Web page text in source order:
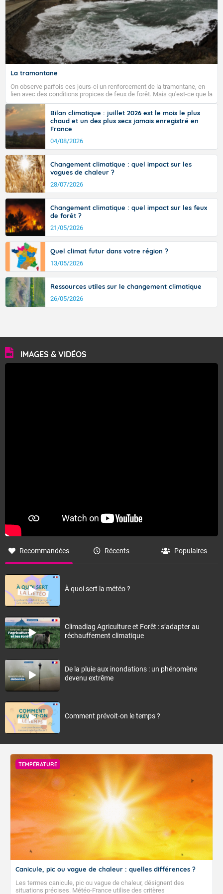
La tramontane
On observe parfois ces jours-ci un renforcement de la tramontane, en
lien avec des conditions propices de feux de forêt. Mais qu'est-ce que la
tramontane ? Quelles sont ses caractéristiques ? La tramontane est un
vent turbulent soufflant de secteur nord-ouest à nord, ou ouest à nord-
ouest, dans un secteur qui part du Roussillon à la vallée de l’Aude et à
l’ouest de l’Hérault. L’étymologie de ce vent vient du latin trasmontanus,
signifiant au-delà des monts, en allusion aux régions montagneuses
d’où provient ce vent.
Bilan climatique : juillet 2026 est le mois le plus
chaud et un des plus secs jamais enregistré en
France
04/08/2026
Changement climatique : quel impact sur les
vagues de chaleur ?
28/07/2026
Changement climatique : quel impact sur les feux
de forêt ?
21/05/2026
Quel climat futur dans votre région ?
13/05/2026
Ressources utiles sur le changement climatique
26/05/2026
IMAGES & VIDÉOS
Recommandées Récents Populaires
À quoi sert la météo ?
Climadiag Agriculture et Forêt : s’adapter au
réchauffement climatique
De la pluie aux inondations : un phénomène
devenu extrême
Comment prévoit-on le temps ?
TEMPÉRATURE
Canicule, pic ou vague de chaleur : quelles différences ?
Les termes canicule, pic ou vague de chaleur, désignent des
situations précises. Météo-France utilise des critères